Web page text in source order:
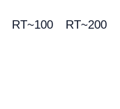
RT~100 RT~200